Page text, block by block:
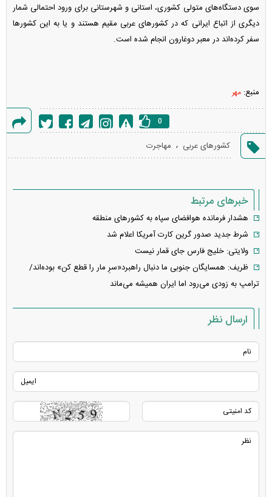
سوی دستگاه‌های متولی کشوری، استانی و شهرستانی برای ورود احتمالی شمار
دیگری از اتباع ایرانی که در کشورهای عربی مقیم هستند و یا به این کشورها
سفر کرده‌اند در معبر دوغارون انجام شده است.
منبع: مهر
خطا
0
کشورهای عربی ، مهاجرت
خبرهای مرتبط
هشدار فرمانده هوافضای سپاه به کشور‌های منطقه
شرط جدید صدور گرین کارت آمریکا اعلام شد
ولایتی: خلیج فارس جای قمار نیست
ظریف: همسایگان جنوبی ما دنبال راهبرد«سرِ مار را قطع کن» بوده‌اند/
ترامپ به زودی می‌رود اما ایران همیشه می‌ماند
ارسال نظر